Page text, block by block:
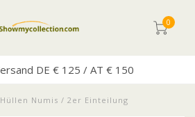
0
Sehr Guter Service
Hüllen Numis / 2er Einteilung